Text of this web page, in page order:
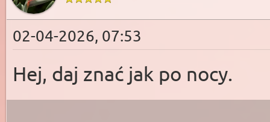
02-04-2026, 07:53
Hej, daj znać jak po nocy.